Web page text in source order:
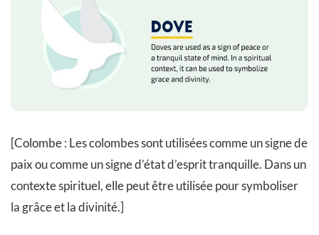
[Colombe : Les colombes sont utilisées comme un signe de
paix ou comme un signe d’état d’esprit tranquille. Dans un
contexte spirituel, elle peut être utilisée pour symboliser
la grâce et la divinité.]